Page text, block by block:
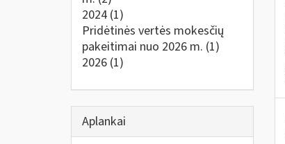
2024 (1)
Pridėtinės vertės mokesčių
pakeitimai nuo 2026 m. (1)
2026 (1)
Aplankai